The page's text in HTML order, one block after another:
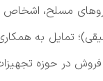
مسلح،
تمایل به همکاری
فروش در حوزه